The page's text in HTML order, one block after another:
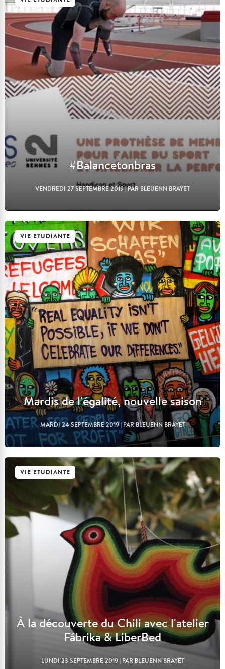
Lire l'article
#Balancetonbras
VENDREDI 27 SEPTEMBRE 2019| PAR BLEUENN BRAYET
Lire l'article
Mardis de l'égalité, nouvelle saison
MARDI 24 SEPTEMBRE 2019| PAR BLEUENN BRAYET
Lire l'article
VIE ETUDIANTE
À la découverte du Chili avec l'atelier
Fábrika & LiberBed
LUNDI 23 SEPTEMBRE 2019| PAR BLEUENN BRAYET
VIE ETUDIANTE